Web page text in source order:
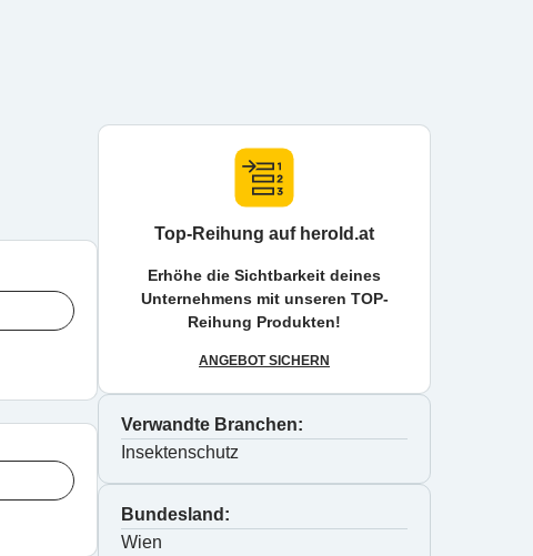
Top-Reihung auf herold.at
Erhöhe die Sichtbarkeit deines
Unternehmens mit unseren TOP-
Reihung Produkten!
ANGEBOT SICHERN
Verwandte Branchen:
Insektenschutz
Bundesland:
Wien